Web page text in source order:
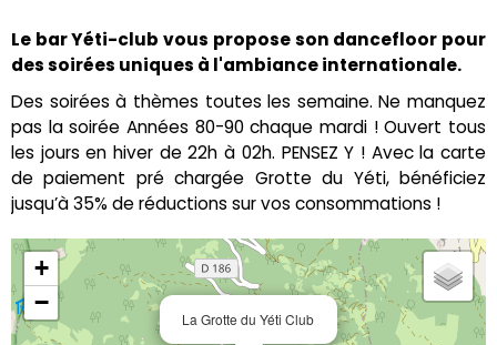
Le bar Yéti-club vous propose son dancefloor pour
des soirées uniques à l'ambiance internationale.
Des soirées à thèmes toutes les semaine. Ne manquez
pas la soirée Années 80-90 chaque mardi ! Ouvert tous
les jours en hiver de 22h à 02h. PENSEZ Y ! Avec la carte
de paiement pré chargée Grotte du Yéti, bénéficiez
jusqu’à 35% de réductions sur vos consommations !
La Grotte du Yéti Club
+
−